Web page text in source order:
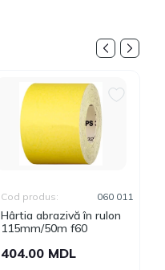
Hârtia abrazivă în rulon
115mm/50m f60
Cod produs: 060 011
404.00 MDL